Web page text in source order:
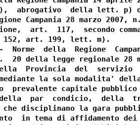
abrogativo  della lett. p)
Campania 28 marzo 2007,
art.  117,  secondo
152, art. 199, lett. m).
-  Norme  della  Regione
20 della legge regionale 28
Provincia  del  servizio
la sola modalita'
prevalente capitale
par  condicio,  della
che disciplinano la gara
in tema di affidamento